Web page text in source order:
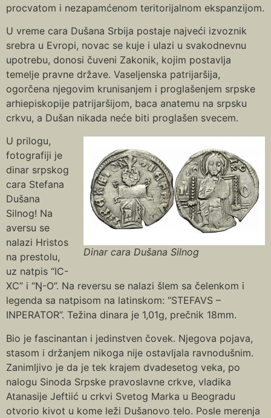
procvatom i nezapamćenom teritorijalnom ekspanzijom.
U vreme cara Dušana Srbija postaje najveći izvoznik
srebra u Evropi, novac se kuje i ulazi u svakodnevnu
upotrebu, donosi čuveni Zakonik, kojim postavlja
temelje pravne države. Vaseljenska patrijaršija,
ogorčena njegovim krunisanjem i proglašenjem srpske
arhiepiskopije patrijaršijom, baca anatemu na srpsku
crkvu, a Dušan nikada neće biti proglašen svecem.
Dinar cara Dušana Silnog
U prilogu,
fotografiji je
dinar srpskog
cara Stefana
Dušana
Silnog! Na
aversu se
nalazi Hristos
na prestolu,
uz natpis “IC-
XC” i “Ŋ-O”. Na reversu se nalazi šlem sa čelenkom i
legenda sa natpisom na latinskom: “STEFAVS –
INPERATOR”. Težina dinara je 1,01g, prečnik 18mm.
Bio je fascinantan i jedinstven čovek. Njegova pojava,
stasom i držanjem nikoga nije ostavljala ravnodušnim.
Zanimljivo je da je tek krajem dvadesetog veka, po
nalogu Sinoda Srpske pravoslavne crkve, vladika
Atanasije Jeftiić u crkvi Svetog Marka u Beogradu
otvorio kivot u kome leži Dušanovo telo. Posle merenja